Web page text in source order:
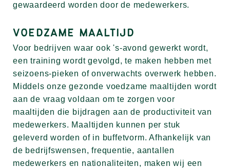
gewaardeerd worden door de medewerkers.
VOEDZAME MAALTIJD
Voor bedrijven waar ook 's-avond gewerkt wordt,
een training wordt gevolgd, te maken hebben met
seizoens-pieken of onverwachts overwerk hebben.
Middels onze gezonde voedzame maaltijden wordt
aan de vraag voldaan om te zorgen voor
maaltijden die bijdragen aan de productiviteit van
medewerkers. Maaltijden kunnen per stuk
geleverd worden of in buffetvorm. Afhankelijk van
de bedrijfswensen, frequentie, aantallen
medewerkers en nationaliteiten, maken wij een